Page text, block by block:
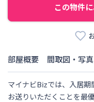
この物件
部屋概要 間取図・写真
マイナビBizでは、入居
お送りいただくことを最